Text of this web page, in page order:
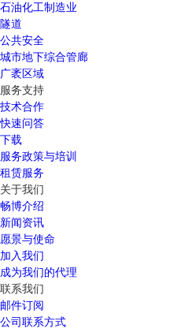
石油化工制造业
隧道
公共安全
城市地下综合管廊
广袤区域
服务支持
技术合作
快速问答
下载
服务政策与培训
租赁服务
关于我们
畅博介绍
新闻资讯
愿景与使命
加入我们
成为我们的代理
联系我们
邮件订阅
公司联系方式